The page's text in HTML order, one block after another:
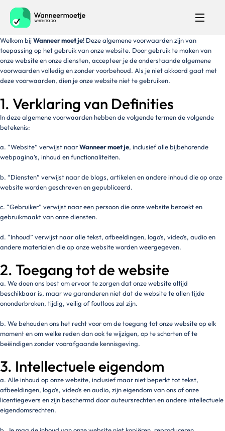
Welkom bijWanneer moet je! Deze algemene voorwaarden zijn van
toepassing op het gebruik van onze website. Door gebruik te maken van
onze website en onze diensten, accepteer je de onderstaande algemene
voorwaarden volledig en zonder voorbehoud. Als je niet akkoord gaat met
deze voorwaarden, dien je onze website niet te gebruiken.
1. Verklaring van Definities
In deze algemene voorwaarden hebben de volgende termen de volgende
betekenis:
a. “Website” verwijst naarWanneer moet je, inclusief alle bijbehorende
webpagina’s, inhoud en functionaliteiten.
b. “Diensten” verwijst naar de blogs, artikelen en andere inhoud die op onze
website worden geschreven en gepubliceerd.
c. “Gebruiker” verwijst naar een persoon die onze website bezoekt en
gebruikmaakt van onze diensten.
d. “Inhoud” verwijst naar alle tekst, afbeeldingen, logo’s, video’s, audio en
andere materialen die op onze website worden weergegeven.
2. Toegang tot de website
a. We doen ons best om ervoor te zorgen dat onze website altijd
beschikbaar is, maar we garanderen niet dat de website te allen tijde
ononderbroken, tijdig, veilig of foutloos zal zijn.
b. We behouden ons het recht voor om de toegang tot onze website op elk
moment en om welke reden dan ook te wijzigen, op te schorten of te
beëindigen zonder voorafgaande kennisgeving.
3. Intellectuele eigendom
a. Alle inhoud op onze website, inclusief maar niet beperkt tot tekst,
afbeeldingen, logo’s, video’s en audio, zijn eigendom van ons of onze
licentiegevers en zijn beschermd door auteursrechten en andere intellectuele
eigendomsrechten.